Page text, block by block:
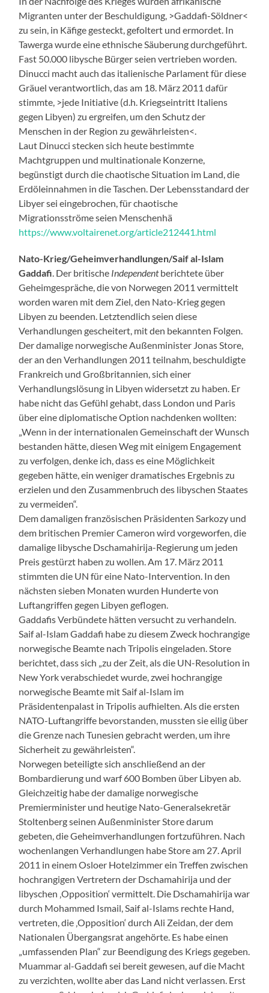
Migranten unter der Beschuldigung, >Gaddafi-Söldner<
zu sein, in Käfige gesteckt, gefoltert und ermordet. In
Tawerga wurde eine ethnische Säuberung durchgeführt.
Fast 50.000 libysche Bürger seien vertrieben worden.
Dinucci macht auch das italienische Parlament für diese
Gräuel verantwortlich, das am 18. März 2011 dafür
stimmte, >jede Initiative (d.h. Kriegseintritt Italiens
gegen Libyen) zu ergreifen, um den Schutz der
Menschen in der Region zu gewährleisten<.
Laut Dinucci stecken sich heute bestimmte
Machtgruppen und multinationale Konzerne,
begünstigt durch die chaotische Situation im Land, die
Erdöleinnahmen in die Taschen. Der Lebensstandard der
Libyer sei eingebrochen, für chaotische
Migrationsströme seien Menschenhä
https://www.voltairenet.org/article212441.html
Nato-Krieg/Geheimverhandlungen/Saif al-Islam
Gaddafi. Der britische Independentberichtete über
Geheimgespräche, die von Norwegen 2011 vermittelt
worden waren mit dem Ziel, den Nato-Krieg gegen
Libyen zu beenden. Letztendlich seien diese
Verhandlungen gescheitert, mit den bekannten Folgen.
Der damalige norwegische Außenminister Jonas Store,
der an den Verhandlungen 2011 teilnahm, beschuldigte
Frankreich und Großbritannien, sich einer
Verhandlungslösung in Libyen widersetzt zu haben. Er
habe nicht das Gefühl gehabt, dass London und Paris
über eine diplomatische Option nachdenken wollten:
„Wenn in der internationalen Gemeinschaft der Wunsch
bestanden hätte, diesen Weg mit einigem Engagement
zu verfolgen, denke ich, dass es eine Möglichkeit
gegeben hätte, ein weniger dramatisches Ergebnis zu
erzielen und den Zusammenbruch des libyschen Staates
zu vermeiden“.
Dem damaligen französischen Präsidenten Sarkozy und
dem britischen Premier Cameron wird vorgeworfen, die
damalige libysche Dschamahirija-Regierung um jeden
Preis gestürzt haben zu wollen. Am 17. März 2011
stimmten die UN für eine Nato-Intervention. In den
nächsten sieben Monaten wurden Hunderte von
Luftangriffen gegen Libyen geflogen.
Gaddafis Verbündete hätten versucht zu verhandeln.
Saif al-Islam Gaddafi habe zu diesem Zweck hochrangige
norwegische Beamte nach Tripolis eingeladen. Store
berichtet, dass sich „zu der Zeit, als die UN-Resolution in
New York verabschiedet wurde, zwei hochrangige
norwegische Beamte mit Saif al-Islam im
Präsidentenpalast in Tripolis aufhielten. Als die ersten
NATO-Luftangriffe bevorstanden, mussten sie eilig über
die Grenze nach Tunesien gebracht werden, um ihre
Sicherheit zu gewährleisten“.
Norwegen beteiligte sich anschließend an der
Bombardierung und warf 600 Bomben über Libyen ab.
Gleichzeitig habe der damalige norwegische
Premierminister und heutige Nato-Generalsekretär
Stoltenberg seinen Außenminister Store darum
gebeten, die Geheimverhandlungen fortzuführen. Nach
wochenlangen Verhandlungen habe Store am 27. April
2011 in einem Osloer Hotelzimmer ein Treffen zwischen
hochrangigen Vertretern der Dschamahirija und der
libyschen ‚Opposition‘ vermittelt. Die Dschamahirija war
durch Mohammed Ismail, Saif al-Islams rechte Hand,
vertreten, die ‚Opposition‘ durch Ali Zeidan, der dem
Nationalen Übergangsrat angehörte. Es habe einen
„umfassenden Plan“ zur Beendigung des Kriegs gegeben.
Muammar al-Gaddafi sei bereit gewesen, auf die Macht
zu verzichten, wollte aber das Land nicht verlassen. Erst